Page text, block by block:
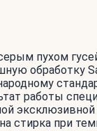
пухом
обработку
работы
эксклюзивной
стирка при